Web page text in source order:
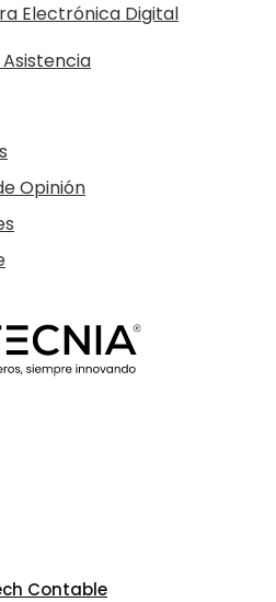
Electrónica Digital
Opinión
Contable